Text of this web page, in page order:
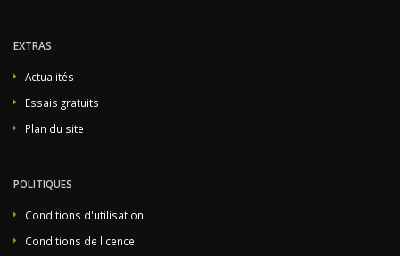
EXTRAS
Actualités
Essais gratuits
Plan du site
POLITIQUES
Conditions d'utilisation
Conditions de licence